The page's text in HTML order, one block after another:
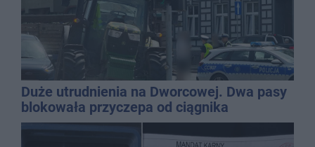
Duże utrudnienia na Dworcowej. Dwa pasy
blokowała przyczepa od ciągnika